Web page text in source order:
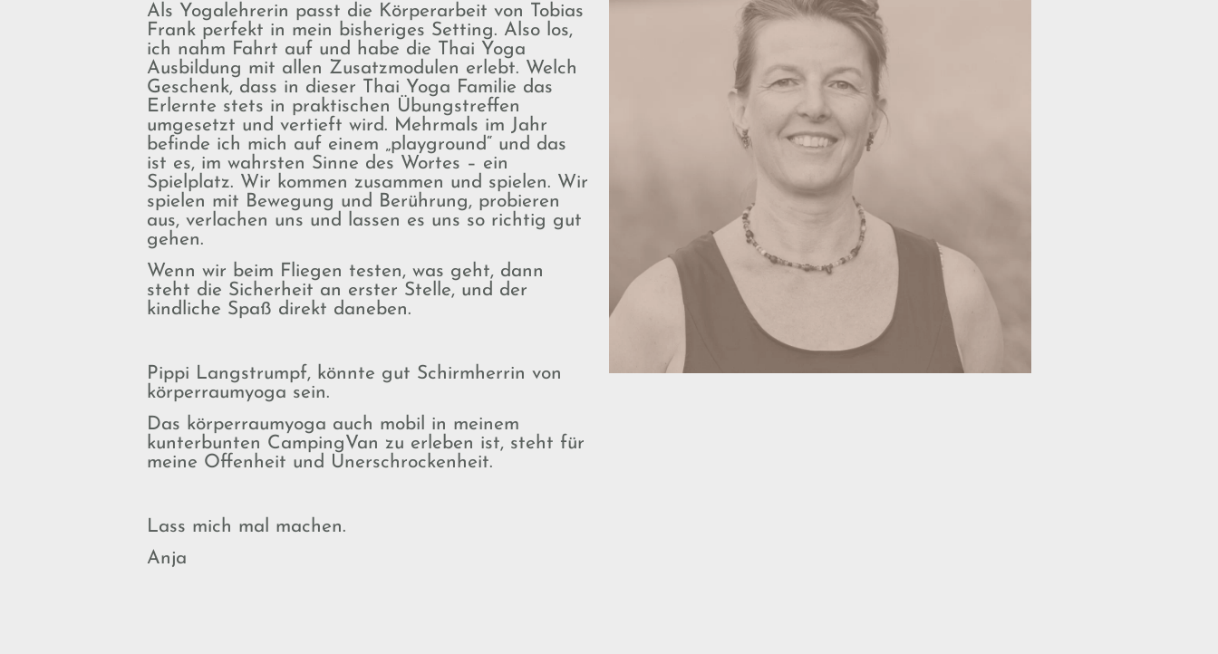
Als Yogalehrerin passt die Körperarbeit von Tobias
Frank perfekt in mein bisheriges Setting. Also los,
ich nahm Fahrt auf und habe die Thai Yoga
Ausbildung mit allen Zusatzmodulen erlebt. Welch
Geschenk, dass in dieser Thai Yoga Familie das
Erlernte stets in praktischen Übungstreffen
umgesetzt und vertieft wird. Mehrmals im Jahr
befinde ich mich auf einem „playground“ und das
ist es, im wahrsten Sinne des Wortes – ein
Spielplatz. Wir kommen zusammen und spielen. Wir
spielen mit Bewegung und Berührung, probieren
aus, verlachen uns und lassen es uns so richtig gut
gehen.
Wenn wir beim Fliegen testen, was geht, dann
steht die Sicherheit an erster Stelle, und der
kindliche Spaß direkt daneben.
Pippi Langstrumpf, könnte gut Schirmherrin von
körperraumyoga sein.
Das körperraumyoga auch mobil in meinem
kunterbunten CampingVan zu erleben ist, steht für
meine Offenheit und Unerschrockenheit.
Lass mich mal machen.
Anja